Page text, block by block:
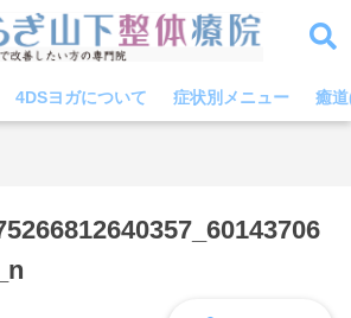
4DSヨガについて 症状別メニュー 癒